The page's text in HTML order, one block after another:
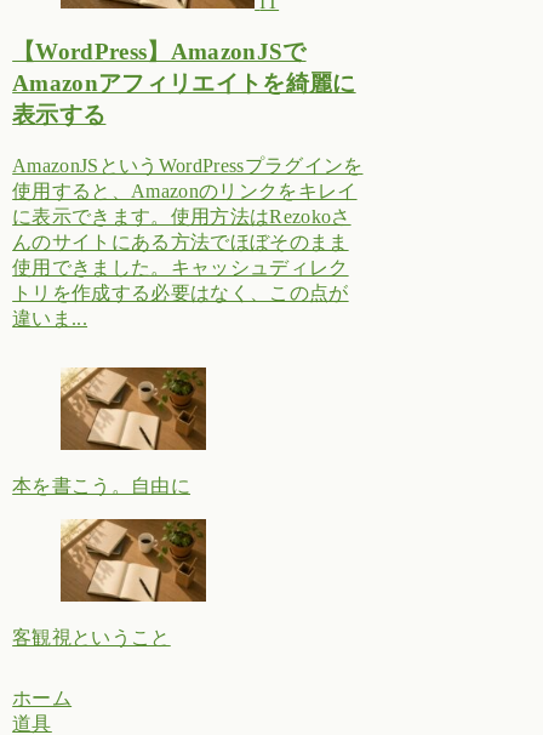
【WordPress】AmazonJSで
Amazonアフィリエイトを綺麗に
表示する
AmazonJSというWordPressプラグインを
使用すると、Amazonのリンクをキレイ
に表示できます。使用方法はRezokoさ
んのサイトにある方法でほぼそのまま
使用できました。キャッシュディレク
トリを作成する必要はなく、この点が
違いま...
本を書こう。自由に
客観視ということ
ホーム
道具